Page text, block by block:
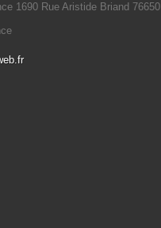
1690 Rue Aristide Briand 76650